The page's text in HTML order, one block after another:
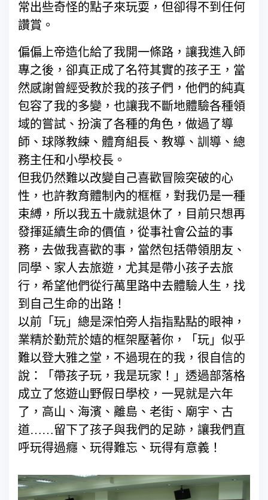
常出些奇怪的點子來玩耍，但卻得不到任何
讚賞。
偏偏上帝造化給了我開一條路，讓我進入師
專之後，卻真正成了名符其實的孩子王，當
然感謝曾經受教於我的孩子們，他們的純真
包容了我的多變，也讓我不斷地體驗各種領
域的嘗試、扮演了各種的角色，做過了導
師、球隊教練、體育組長、教導、訓導、總
務主任和小學校長。
但我仍然難以改變自己喜歡冒險突破的心
性，也許教育體制內的框框，對我仍是一種
束縛，所以我五十歲就退休了，目前只想再
發揮延續生命的價值，從事社會公益的事
務，去做我喜歡的事，當然包括帶領朋友、
同學、家人去旅遊，尤其是帶小孩子去旅
行，希望他們從行萬里路中去體驗人生，找
到自己生命的出路！
以前「玩」總是深怕旁人指指點點的眼神，
業精於勤荒於嬉的框架壓著你，「玩」似乎
難以登大雅之堂，不過現在的我，很自信的
說：「帶孩子玩，我是玩家！」透過部落格
成立了悠遊山野假日學校，一晃就是六年
了，高山、海濱、離島、老街、廟宇、古
道……留下了孩子與我們的足跡，讓我們直
呼玩得過癮、玩得難忘、玩得有意義！